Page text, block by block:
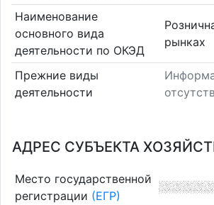
Наименование
основного вида
деятельности по ОКЭД
рынках
Прежние виды
деятельности
АДРЕС СУБЪЕКТА
Место государственной
регистрации (ЕГР)